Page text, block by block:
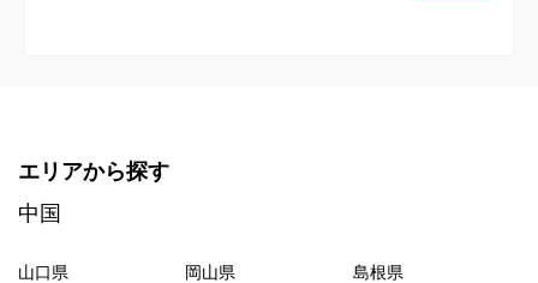
エリアから探す
中国
山口県 岡山県
島根県